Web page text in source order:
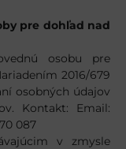
pre dohľad nad
osobu pre
2016/679
osobných údajov
Kontakt: Email:
087
v zmysle